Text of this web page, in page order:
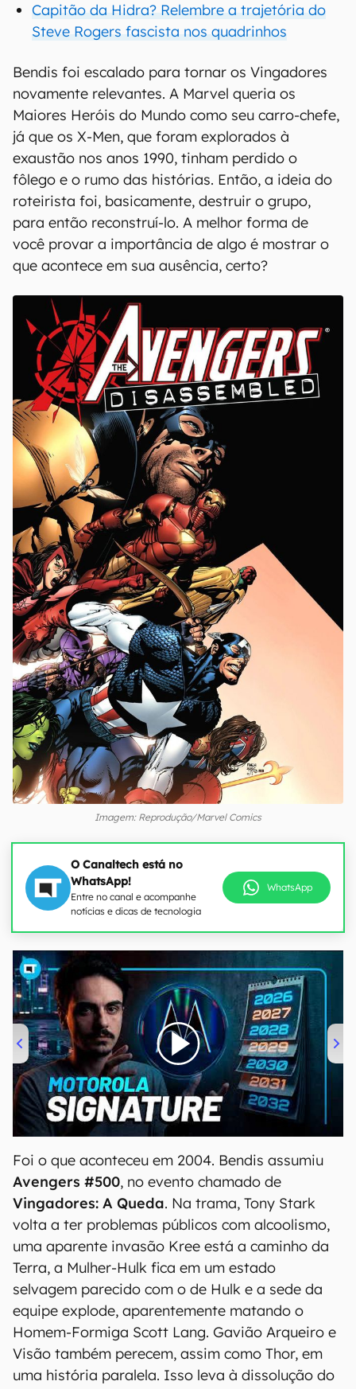
Capitão da Hidra? Relembre a trajetória do
Steve Rogers fascista nos quadrinhos
Bendis foi escalado para tornar os Vingadores
novamente relevantes. A Marvel queria os
Maiores Heróis do Mundo como seu carro-chefe,
já que os X-Men, que foram explorados à
exaustão nos anos 1990, tinham perdido o
fôlego e o rumo das histórias. Então, a ideia do
roteirista foi, basicamente, destruir o grupo,
para então reconstruí-lo. A melhor forma de
você provar a importância de algo é mostrar o
que acontece em sua ausência, certo?
Imagem: Reprodução/Marvel Comics
O Canaltech está no
WhatsApp!
Entre no canal e acompanhe
notícias e dicas de tecnologia
WhatsApp
00:00/20:46
Foi o que aconteceu em 2004. Bendis assumiu
Avengers #500, no evento chamado de
Vingadores: A Queda. Na trama, Tony Stark
volta a ter problemas públicos com alcoolismo,
uma aparente invasão Kree está a caminho da
Terra, a Mulher-Hulk fica em um estado
selvagem parecido com o de Hulk e a sede da
equipe explode, aparentemente matando o
Homem-Formiga Scott Lang. Gavião Arqueiro e
Visão também perecem, assim como Thor, em
uma história paralela. Isso leva à dissolução do